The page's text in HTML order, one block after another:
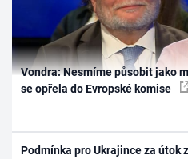
Vondra: Nesmíme působit jako
se opřela do Evropské komise
Podmínka pro Ukrajince za útok